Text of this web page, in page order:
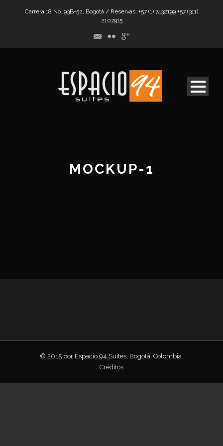
Carrera 18 No. 93B-52, Bogotá / Reservas: +57 (1) 7432199 +57 (311)
2107915
MOCKUP-1
© 2015 por Espacio 94 Suites, Bogotá, Colombia.
Créditos